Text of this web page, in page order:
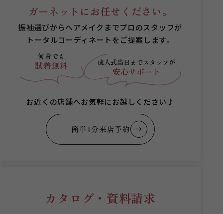
ガーネットにお任せください。
振袖選びからヘアメイクまでプロのスタッフが
トータルコーディネートをご提案します。
何着でも
試着無料 成人式当日まで スタッフが
安心サポート
お近くの店舗へお気軽にお越しください♪
簡単1分来店予約
カタログ・資料請求